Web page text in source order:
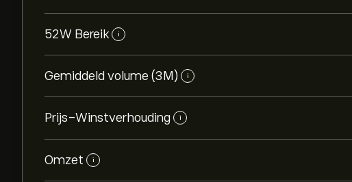
52W Bereik i
Gemiddeld volume (3M) i
Prijs-Winstverhouding i
Omzet i